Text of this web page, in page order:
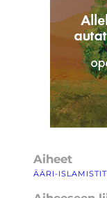
Aiheet
ÄÄRI-ISLAMISTIT